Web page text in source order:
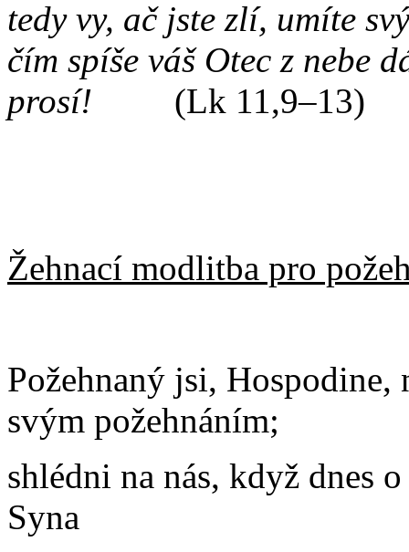
tedy vy, ač jste zlí, umíte
čím spíše váš Otec z nebe
prosí! (Lk 11,9–13)
Žehnací modlitba pro
Požehnaný jsi, Hospodine,
svým požehnáním;
shlédni na nás, když dnes
Syna